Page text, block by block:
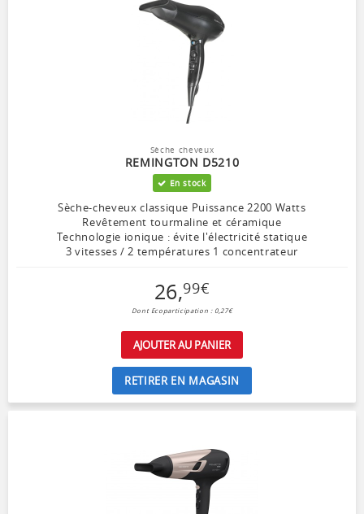
Sèche cheveux
REMINGTON D5210
En stock
Sèche-cheveux classique Puissance 2200 Watts
Revêtement tourmaline et céramique
Technologie ionique : évite l'électricité statique
3 vitesses / 2 températures 1 concentrateur
26,99€
Dont Ecoparticipation : 0,27€
AJOUTER AU PANIER
RETIRER EN MAGASIN